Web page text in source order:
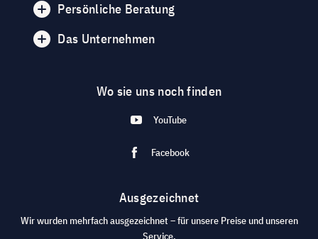
Persönliche Beratung
Das Unternehmen
Wo sie uns noch finden
YouTube
Facebook
Ausgezeichnet
Wir wurden mehrfach ausgezeichnet – für unsere Preise und unseren